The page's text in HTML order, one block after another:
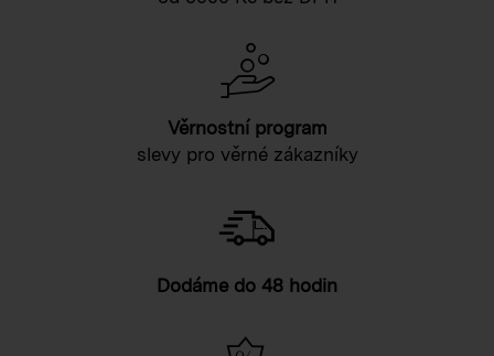
Věrnostní program
slevy pro věrné zákazníky
Dodáme do 48 hodin